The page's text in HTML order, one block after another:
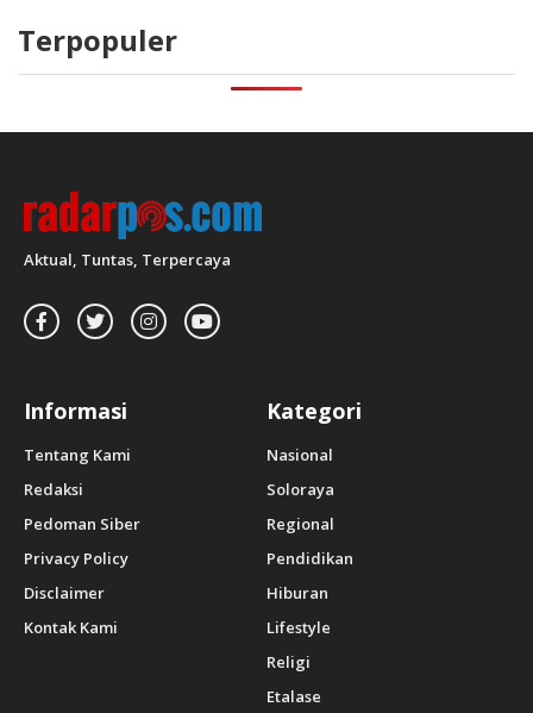
Terpopuler
Aktual, Tuntas, Terpercaya
Informasi
Tentang Kami
Redaksi
Pedoman Siber
Privacy Policy
Disclaimer
Kontak Kami
Kategori
Nasional
Soloraya
Regional
Pendidikan
Hiburan
Lifestyle
Religi
Etalase